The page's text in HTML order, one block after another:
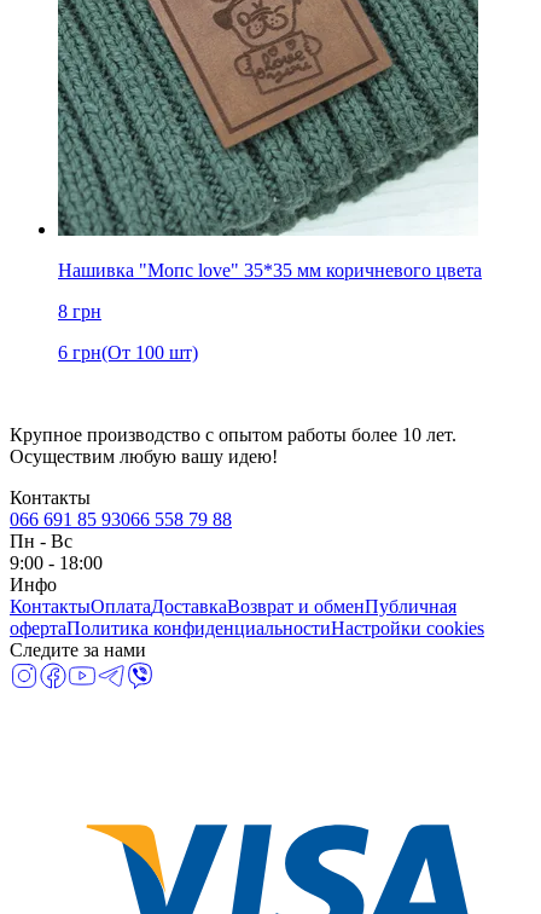
Нашивка "Мопс love" 35*35 мм коричневого цвета
8 грн
6 грн(От 100 шт)
Крупное производство с опытом работы более 10 лет.
Осуществим любую вашу идею!
Контакты
066 691 85 93066 558 79 88
Пн - Вс
9:00 - 18:00
Инфо
КонтактыОплатаДоставкаВозврат и обменПубличная
офертаПолитика конфиденциальностиНастройки cookies
Следите за нами